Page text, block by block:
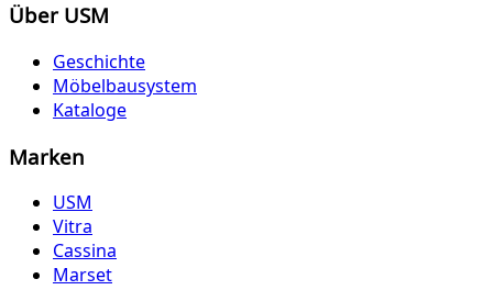
Über USM
Geschichte
Möbelbausystem
Kataloge
Marken
USM
Vitra
Cassina
Marset